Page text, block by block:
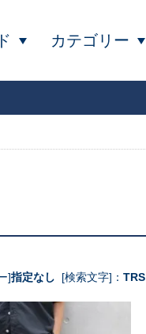
カテゴリー
]指定なし [検索文字]： TRS